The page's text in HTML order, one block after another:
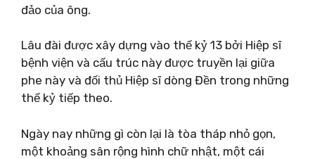
đảo của ông.
Lâu đài được xây dựng vào thế kỷ 13 bởi Hiệp sĩ
bệnh viện và cấu trúc này được truyền lại giữa
phe này và đối thủ Hiệp sĩ dòng Đền trong những
thế kỷ tiếp theo.
Ngày nay những gì còn lại là tòa tháp nhỏ gọn,
một khoảng sân rộng hình chữ nhật, một cái